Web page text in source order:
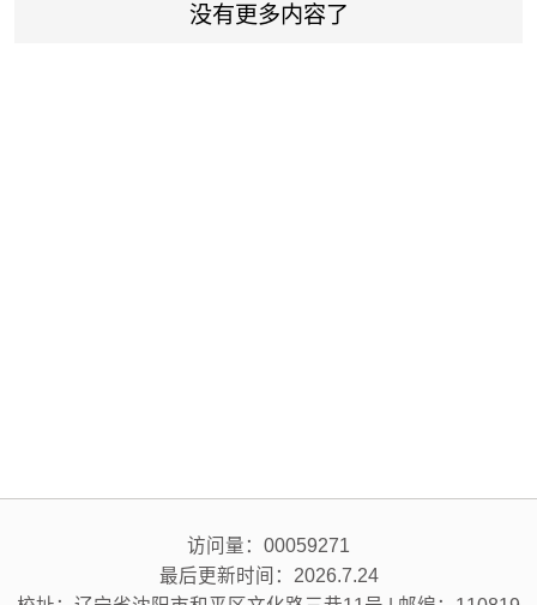
没有更多内容了
访问量： 00059271
最后更新时间： 2026.7.24